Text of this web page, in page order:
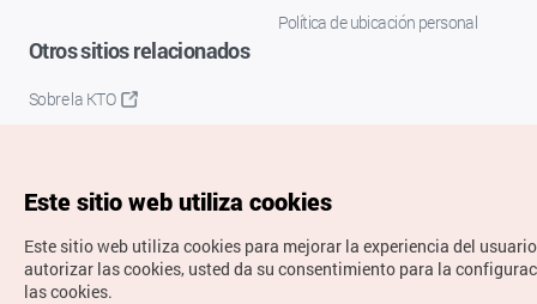
Política de ubicación personal
Otros sitios relacionados
Sobre la KTO
Este sitio web utiliza cookies
Este sitio web utiliza cookies para mejorar la experiencia del
autorizar las cookies, usted da su consentimiento para la
las cookies.